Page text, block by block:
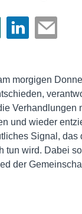
morgigen
Verhandlungen
und wieder
Signal,
tun wird. Dabei
der